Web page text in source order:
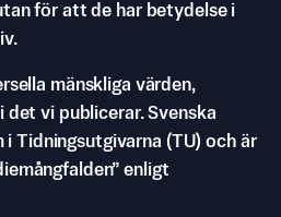
för att de har betydelse i
mänskliga värden,
vi publicerar. Svenska
i Tidningsutgivarna (TU) och är
enligt